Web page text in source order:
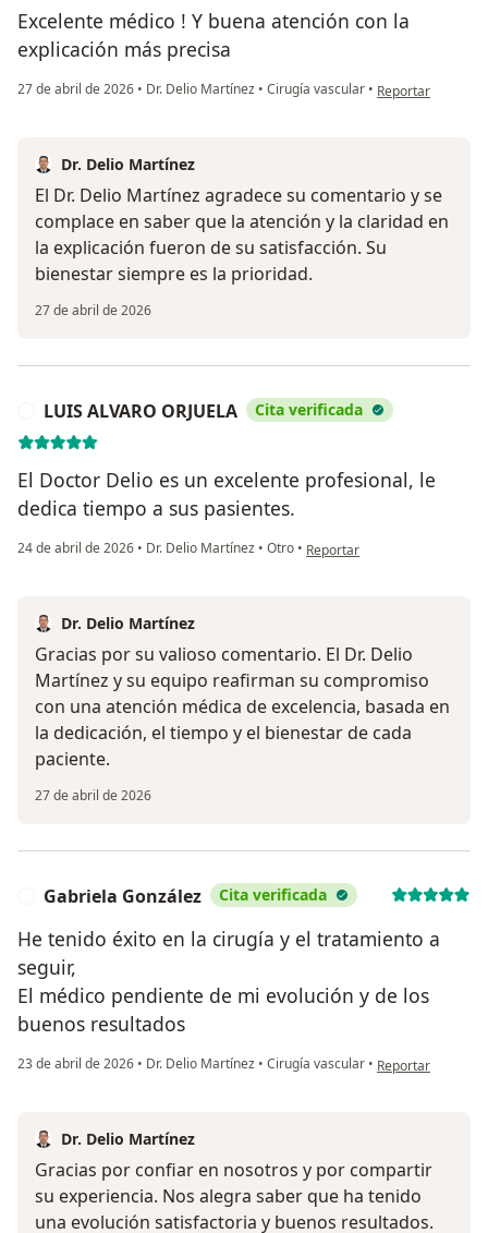
Excelente médico ! Y buena atención con la
explicación más precisa
27 de abril de 2026 • Dr. Delio Martínez • Cirugía vascular • en opinión del
Reportar
Dr. Delio Martínez
El Dr. Delio Martínez agradece su comentario y se
complace en saber que la atención y la claridad en
la explicación fueron de su satisfacción. Su
bienestar siempre es la prioridad.
27 de abril de 2026
LUIS ALVARO ORJUELA Cita verificada
El Doctor Delio es un excelente profesional, le
dedica tiempo a sus pasientes.
24 de abril de 2026 • Dr. Delio Martínez • Otro • en opinión del usuario LUIS
Reportar
Dr. Delio Martínez
Gracias por su valioso comentario. El Dr. Delio
Martínez y su equipo reafirman su compromiso
con una atención médica de excelencia, basada en
la dedicación, el tiempo y el bienestar de cada
paciente.
27 de abril de 2026
Gabriela González Cita verificada
He tenido éxito en la cirugía y el tratamiento a
seguir,
El médico pendiente de mi evolución y de los
buenos resultados
23 de abril de 2026 • Dr. Delio Martínez • Cirugía vascular • en opinión del
Reportar
Dr. Delio Martínez
Gracias por confiar en nosotros y por compartir
su experiencia. Nos alegra saber que ha tenido
una evolución satisfactoria y buenos resultados.